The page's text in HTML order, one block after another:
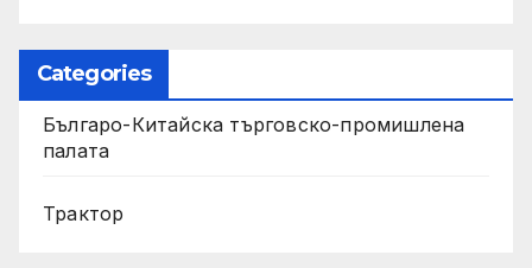
Categories
Българо-Китайска търговско-промишлена
палата
Трактор